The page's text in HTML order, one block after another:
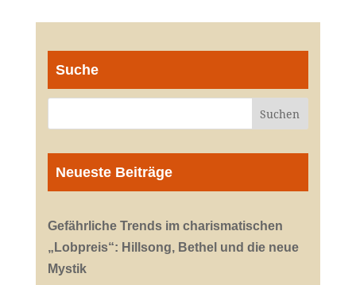
Suche
Neueste Beiträge
Gefährliche Trends im charismatischen
„Lobpreis“: Hillsong, Bethel und die neue
Mystik